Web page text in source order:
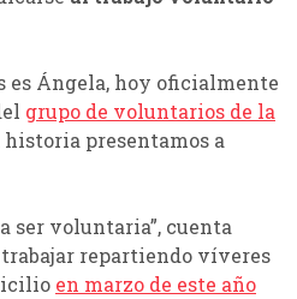
es Ángela, hoy oficialmente
grupo de voluntarios de la
historia presentamos a
ser voluntaria”, cuenta
repartiendo víveres
en marzo de este año